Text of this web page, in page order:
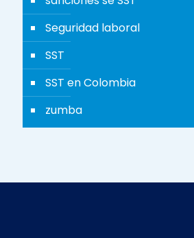
Seguridad laboral
SST
SST en Colombia
zumba